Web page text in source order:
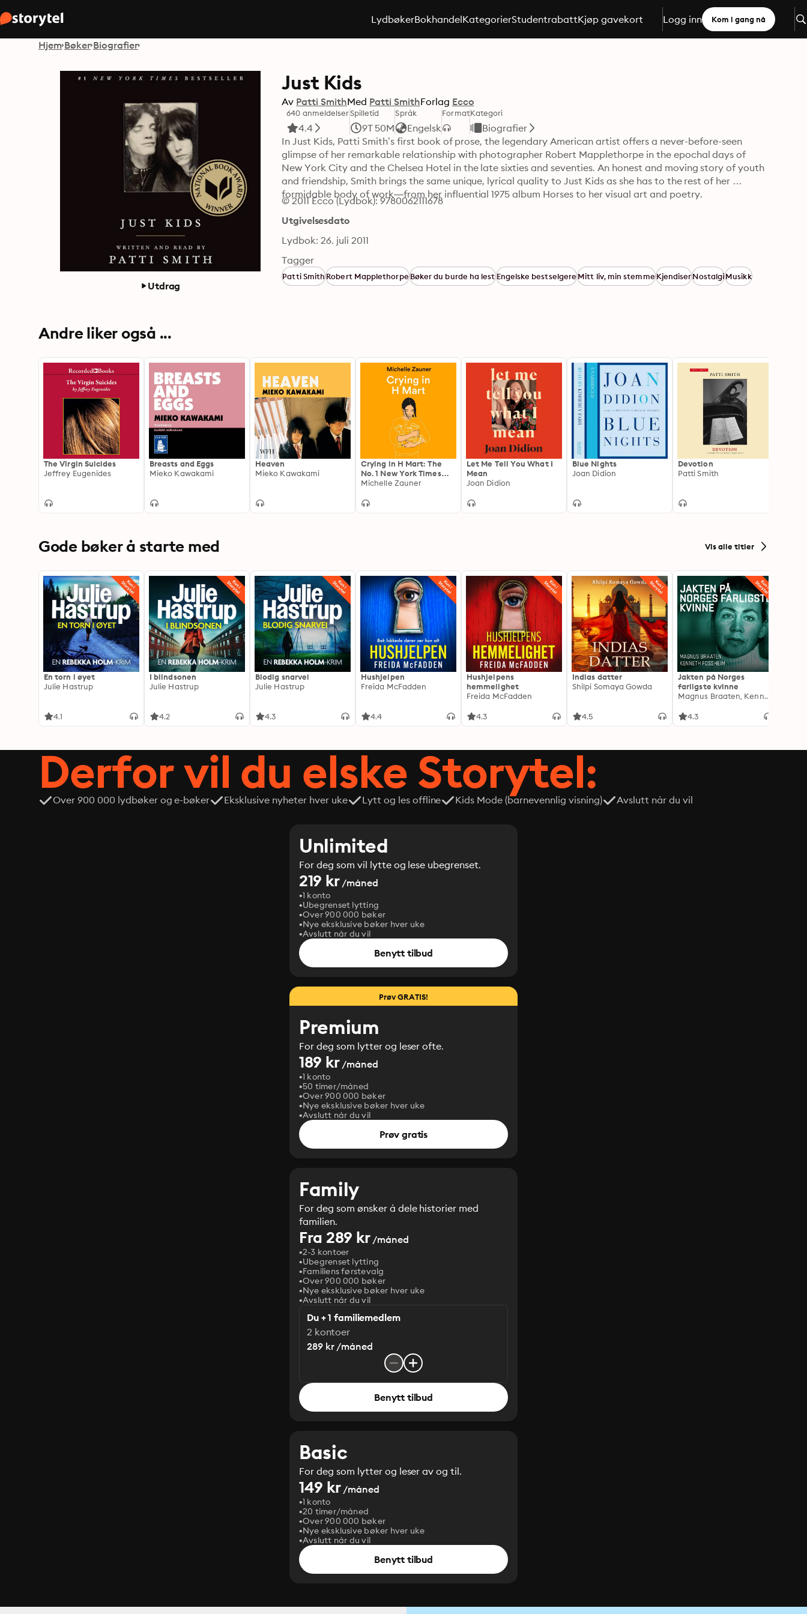
LydbøkerBokhandelKategorierStudentrabattKjøp gavekort Logg inn Kom i gang nå
Hjem Bøker Biografier
Utdrag
Just Kids
Av Patti SmithMed Patti SmithForlag Ecco
640 anmeldelser
4.4
Spilletid
9T 50M
Språk
Engelsk
FormatKategori
Biografier
In Just Kids, Patti Smith’s first book of prose, the legendary American artist offers a never-before-seen
glimpse of her remarkable relationship with photographer Robert Mapplethorpe in the epochal days of
New York City and the Chelsea Hotel in the late sixties and seventies. An honest and moving story of youth
and friendship, Smith brings the same unique, lyrical quality to Just Kids as she has to the rest of her
formidable body of work—from her influential 1975 album Horses to her visual art and poetry.
© 2011 Ecco (Lydbok): 9780062111678
Utgivelsesdato
Lydbok: 26. juli 2011
Tagger
Patti SmithRobert MapplethorpeBøker du burde ha lestEngelske bestselgereMitt liv, min stemmeKjendiserNostalgiMusikk
Andre liker også ...
The Virgin Suicides
Jeffrey Eugenides
Breasts and Eggs
Mieko Kawakami
Heaven
Mieko Kawakami
Crying in H Mart: The
No. 1 New York Times
bestselling memoir from
Breakfast
Michelle Zauner
Let Me Tell You What I
Mean
Joan Didion
Blue Nights
Joan Didion
Devotion
Patti Smith
Gode bøker å starte med Vis alle titler
En torn i øyet
Julie Hastrup
4.1
I blindsonen
Julie Hastrup
4.2
Blodig snarvei
Julie Hastrup
4.3
Hushjelpen
Freida McFadden
4.4
Hushjelpens
hemmelighet
Freida McFadden
4.3
Indias datter
Shilpi Somaya Gowda
4.5
Jakten på Norges
farligste kvinne
Magnus Braaten, Kenneth Fossheim
4.3
Derfor vil du elske Storytel:
Over 900 000 lydbøker og e-bøker Eksklusive nyheter hver uke Lytt og les offline Kids Mode (barnevennlig visning) Avslutt når du vil
Unlimited
For deg som vil lytte og lese ubegrenset.
219 kr/måned
1 konto
Ubegrenset lytting
Over 900 000 bøker
Nye eksklusive bøker hver uke
Avslutt når du vil
Benytt tilbud
Prøv GRATIS!
Premium
For deg som lytter og leser ofte.
189 kr/måned
1 konto
50 timer/måned
Over 900 000 bøker
Nye eksklusive bøker hver uke
Avslutt når du vil
Prøv gratis
Family
For deg som ønsker å dele historier med
familien.
Fra 289 kr/måned
2-3 kontoer
Ubegrenset lytting
Familiens førstevalg
Over 900 000 bøker
Nye eksklusive bøker hver uke
Avslutt når du vil
Du + 1 familiemedlem
2 kontoer
289 kr /måned
Benytt tilbud
Basic
For deg som lytter og leser av og til.
149 kr/måned
1 konto
20 timer/måned
Over 900 000 bøker
Nye eksklusive bøker hver uke
Avslutt når du vil
Benytt tilbud